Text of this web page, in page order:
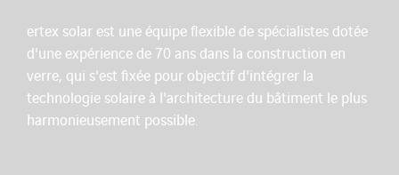
ertex solar est une équipe flexible de spécialistes dotée
d'une expérience de 70 ans dans la construction en
verre, qui s'est fixée pour objectif d'intégrer la
technologie solaire à l'architecture du bâtiment le plus
harmonieusement possible.